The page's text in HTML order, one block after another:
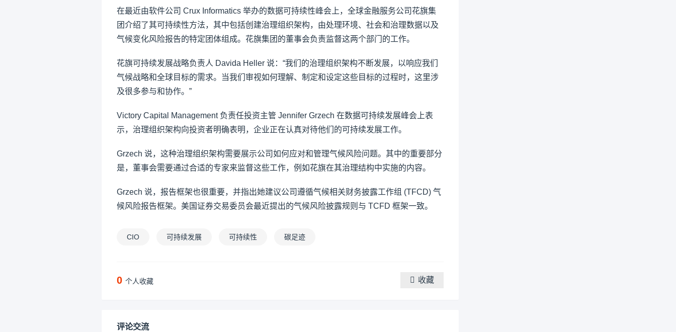
在最近由软件公司 Crux Informatics 举办的数据可持续性峰会上，全球金融服务公司花旗集
团介绍了其可持续性方法，其中包括创建治理组织架构，由处理环境、社会和治理数据以及
气候变化风险报告的特定团体组成。花旗集团的董事会负责监督这两个部门的工作。
花旗可持续发展战略负责人 Davida Heller 说：“我们的治理组织架构不断发展，以响应我们
气候战略和全球目标的需求。当我们审视如何理解、制定和设定这些目标的过程时，这里涉
及很多参与和协作。”
Victory Capital Management 负责任投资主管 Jennifer Grzech 在数据可持续发展峰会上表
示，治理组织架构向投资者明确表明，企业正在认真对待他们的可持续发展工作。
Grzech 说，这种治理组织架构需要展示公司如何应对和管理气候风险问题。其中的重要部分
是，董事会需要通过合适的专家来监督这些工作，例如花旗在其治理结构中实施的内容。
Grzech 说，报告框架也很重要，并指出她建议公司遵循气候相关财务披露工作组 (TFCD) 气
候风险报告框架。美国证券交易委员会最近提出的气候风险披露规则与 TCFD 框架一致。
CIO 可持续发展 可持续性 碳足迹
0 个人收藏 收藏
评论交流